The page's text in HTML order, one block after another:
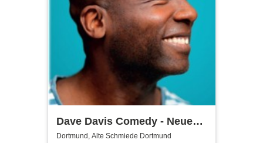
Dave Davis Comedy - Neue
Show
Dortmund, Alte Schmiede Dortmund